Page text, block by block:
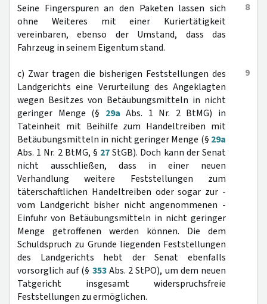
8
Seine Fingerspuren an den Paketen lassen sich
ohne Weiteres mit einer Kuriertätigkeit
vereinbaren, ebenso der Umstand, dass das
Fahrzeug in seinem Eigentum stand.
9
c) Zwar tragen die bisherigen Feststellungen des
Landgerichts eine Verurteilung des Angeklagten
wegen Besitzes von Betäubungsmitteln in nicht
geringer Menge (§ 29a Abs. 1 Nr. 2 BtMG) in
Tateinheit mit Beihilfe zum Handeltreiben mit
Betäubungsmitteln in nicht geringer Menge (§ 29a
Abs. 1 Nr. 2 BtMG, § 27StGB). Doch kann der Senat
nicht ausschließen, dass in einer neuen
Verhandlung weitere Feststellungen zum
täterschaftlichen Handeltreiben oder sogar zur -
vom Landgericht bisher nicht angenommenen -
Einfuhr von Betäubungsmitteln in nicht geringer
Menge getroffenen werden können. Die dem
Schuldspruch zu Grunde liegenden Feststellungen
des Landgerichts hebt der Senat ebenfalls
vorsorglich auf (§ 353Abs. 2 StPO), um dem neuen
Tatgericht insgesamt widerspruchsfreie
Feststellungen zu ermöglichen.